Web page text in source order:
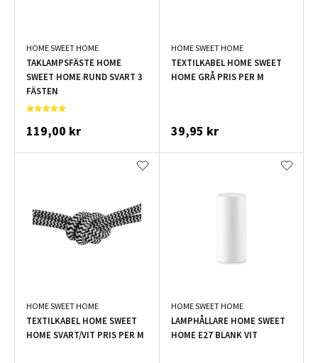
HOME SWEET HOME
TAKLAMPSFÄSTE HOME
SWEET HOME RUND SVART 3
FÄSTEN
119,00 kr
HOME SWEET HOME
TEXTILKABEL HOME SWEET
HOME GRÅ PRIS PER M
39,95 kr
HOME SWEET HOME
TEXTILKABEL HOME SWEET
HOME SVART/VIT PRIS PER M
HOME SWEET HOME
LAMPHÅLLARE HOME SWEET
HOME E27 BLANK VIT